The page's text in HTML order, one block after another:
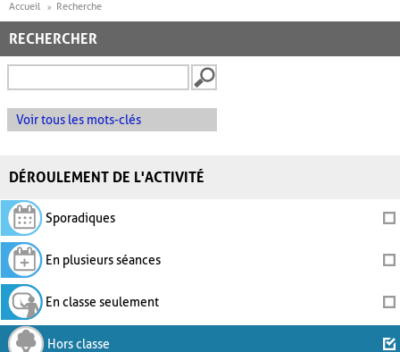
Accueil Recherche
RECHERCHER
Voir tous les mots-clés
DÉROULEMENT DE L'ACTIVITÉ
Sporadiques
En plusieurs séances
En classe seulement
Hors classe